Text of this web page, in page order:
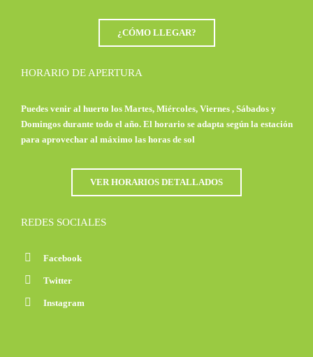
¿CÓMO LLEGAR?
HORARIO DE APERTURA
Puedes venir al huerto los Martes, Miércoles, Viernes , Sábados y
Domingos durante todo el año. El horario se adapta según la estación
para aprovechar al máximo las horas de sol
VER HORARIOS DETALLADOS
REDES SOCIALES
Facebook
Twitter
Instagram